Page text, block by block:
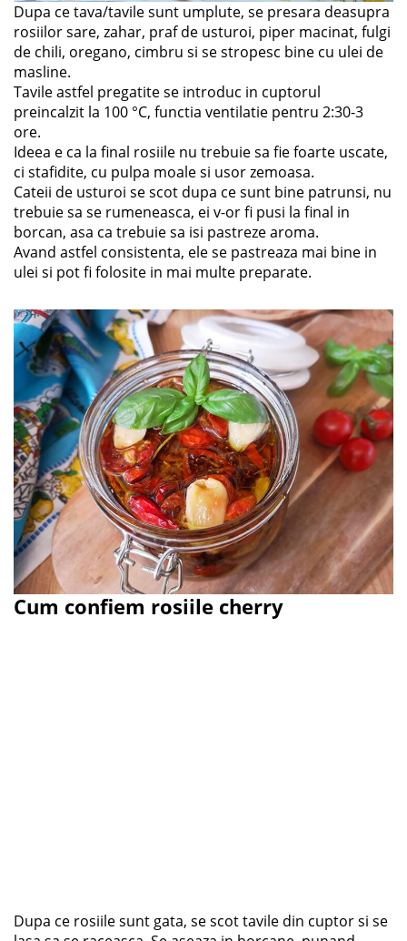
Dupa ce tava/tavile sunt umplute, se presara deasupra
rosiilor sare, zahar, praf de usturoi, piper macinat, fulgi
de chili, oregano, cimbru si se stropesc bine cu ulei de
masline.
Tavile astfel pregatite se introduc in cuptorul
preincalzit la 100 °C, functia ventilatie pentru 2:30-3
ore.
Ideea e ca la final rosiile nu trebuie sa fie foarte uscate,
ci stafidite, cu pulpa moale si usor zemoasa.
Cateii de usturoi se scot dupa ce sunt bine patrunsi, nu
trebuie sa se rumeneasca, ei v-or fi pusi la final in
borcan, asa ca trebuie sa isi pastreze aroma.
Avand astfel consistenta, ele se pastreaza mai bine in
ulei si pot fi folosite in mai multe preparate.
Cum confiem rosiile cherry
Dupa ce rosiile sunt gata, se scot tavile din cuptor si se